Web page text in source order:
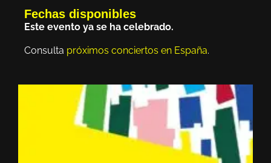
Fechas disponibles
Este evento ya se ha celebrado.
Consulta próximos conciertos en España.